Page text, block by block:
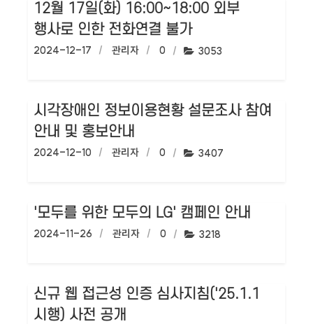
12월 17일(화) 16:00~18:00 외부
행사로 인한 전화연결 불가
작성일:
2024-12-17 작성자:
관리자 댓글수:
0 조회수:
3053
시각장애인 정보이용현황 설문조사 참여
안내 및 홍보안내
작성일:
2024-12-10 작성자:
관리자 댓글수:
0 조회수:
3407
'모두를 위한 모두의 LG' 캠페인 안내
작성일:
2024-11-26 작성자:
관리자 댓글수:
0 조회수:
3218
신규 웹 접근성 인증 심사지침('25.1.1
시행) 사전 공개